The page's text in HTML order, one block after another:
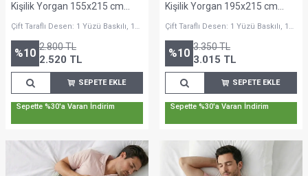
Kişilik Yorgan 155x215 cm
Çift Taraflı Desen: 1 Yüzü Baskılı, 1
%10 2.800TL
2.520 TL
SEPETE EKLE
Sepette %30'a Varan İndirim
Kişilik Yorgan 195x215 cm
Çift Taraflı Desen: 1 Yüzü Baskılı, 1
%10 3.350TL
3.015 TL
SEPETE EKLE
Sepette %30'a Varan İndirim